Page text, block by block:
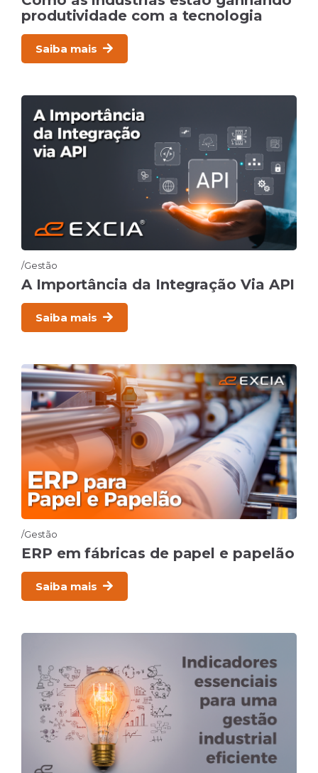
produtividade com a tecnologia
Saiba mais
Gestão
A Importância da Integração Via API
Saiba mais
Gestão
ERP em fábricas de papel e papelão
Saiba mais